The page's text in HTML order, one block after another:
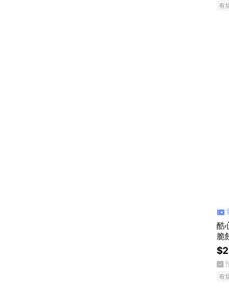
有
酷
脆
有